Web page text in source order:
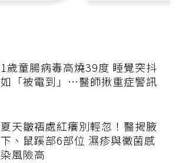
1歲童腸病毒高燒39度 睡覺突抖
如「被電到」…醫師揪重症警訊
夏天皺褶處紅癢別輕忽！醫揭腋
下、鼠蹊部6部位 濕疹與黴菌感
染風險高